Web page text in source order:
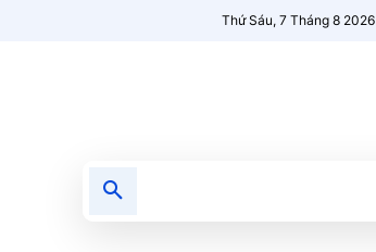
Thứ Sáu, 7 Tháng 8 2026